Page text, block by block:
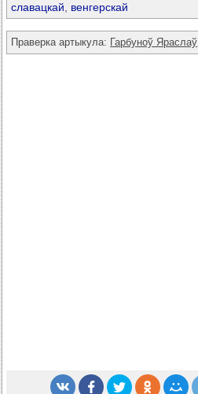
славацкай
венгерскай
Праверка артыкула: Гарбуноў Яраслаў